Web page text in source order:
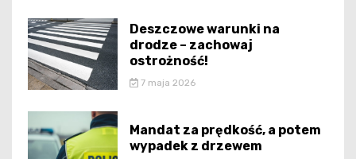
Deszczowe warunki na
drodze – zachowaj
ostrożność!
7 maja 2026
Mandat za prędkość, a potem
wypadek z drzewem